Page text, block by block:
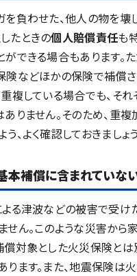
負わせた、他人の物を壊
たときの個人賠償責任も
できる場合もあります。た
険などほかの保険で補償
複している場合でも、そ
りません。そのため、重
、よく確認しておきましょう
本補償に含まれていな
よる津波などの被害で受け
ん。このような災害から
償対象とした火災保険と
ます。また、地震保険は